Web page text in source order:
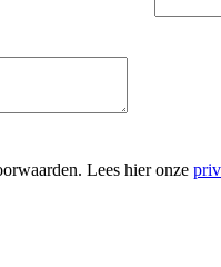
Lees hier onze